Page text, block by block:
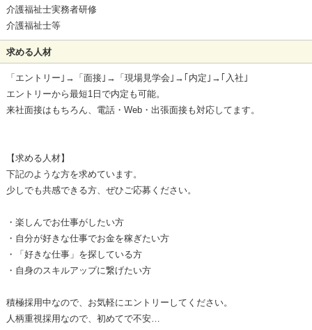
介護福祉士実務者研修
介護福祉士等
求める人材
「エントリー｣→「面接｣→「現場見学会｣→｢内定｣→｢入社｣
エントリーから最短1日で内定も可能。
来社面接はもちろん、電話・Web・出張面接も対応してます。
【求める人材】
下記のような方を求めています。
少しでも共感できる方、ぜひご応募ください。
・楽しんでお仕事がしたい方
・自分が好きな仕事でお金を稼ぎたい方
・「好きな仕事」を探している方
・自身のスキルアップに繋げたい方
積極採用中なので、お気軽にエントリーしてください。
人柄重視採用なので、初めてで不安…